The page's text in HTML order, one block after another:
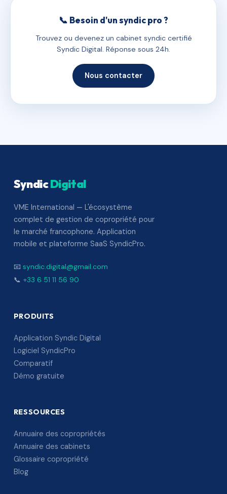
📞 Besoin d'un syndic pro ?
Trouvez ou devenez un cabinet syndic certifié
Syndic Digital. Réponse sous 24h.
Nous contacter
SyndicDigital
VME International — L'écosystème
complet de gestion de copropriété pour
le marché francophone. Application
mobile et plateforme SaaS SyndicPro.
📧 syndic.digital@gmail.com
📞 +33 6 51 11 56 90
PRODUITS
Application Syndic Digital
Logiciel SyndicPro
Comparatif
Démo gratuite
RESSOURCES
Annuaire des copropriétés
Annuaire des cabinets
Glossaire copropriété
Blog